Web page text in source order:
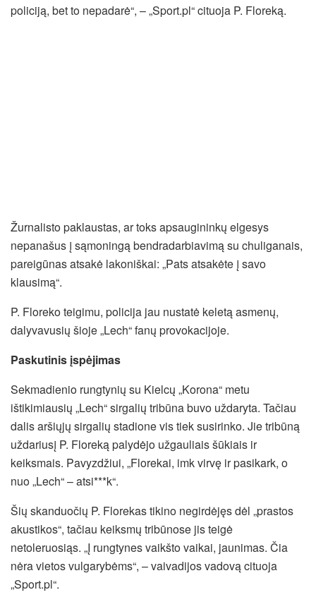
policiją, bet to nepadarė“, – „Sport.pl“ cituoja P. Floreką.
Žurnalisto paklaustas, ar toks apsaugininkų elgesys
nepanašus į sąmoningą bendradarbiavimą su chuliganais,
pareigūnas atsakė lakoniškai: „Pats atsakėte į savo
klausimą“.
P. Floreko teigimu, policija jau nustatė keletą asmenų,
dalyvavusių šioje „Lech“ fanų provokacijoje.
Paskutinis įspėjimas
Sekmadienio rungtynių su Kielcų „Korona“ metu
ištikimiausių „Lech“ sirgalių tribūna buvo uždaryta. Tačiau
dalis aršiųjų sirgalių stadione vis tiek susirinko. Jie tribūną
uždariusį P. Floreką palydėjo užgauliais šūkiais ir
keiksmais. Pavyzdžiui, „Florekai, imk virvę ir pasikark, o
nuo „Lech“ – atsi***k“.
Šių skanduočių P. Florekas tikino negirdėjęs dėl „prastos
akustikos“, tačiau keiksmų tribūnose jis teigė
netoleruosiąs. „Į rungtynes vaikšto vaikai, jaunimas. Čia
nėra vietos vulgarybėms“, – vaivadijos vadovą cituoja
„Sport.pl“.